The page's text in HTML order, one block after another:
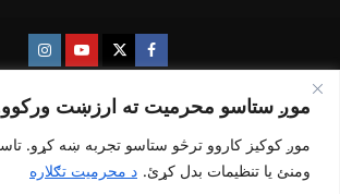
موږ ستاسو محرمیت ته ارزښت
موږ کوکیز کاروو ترڅو ستاسو تجربه ښه کړو.
ومنئ یا تنظیمات بدل کړئ. د محرمیت تګلاره
Facebook
Twitter
Youtube
Instagram
news global} All rights reserved.|